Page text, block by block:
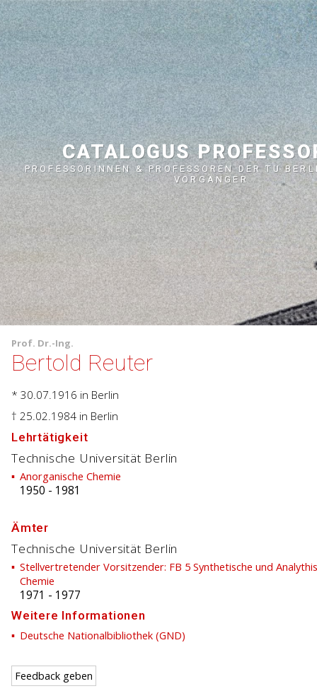
CATALOGUS
PROFESSORINNEN & PROFESSOREN DER TU
VORGÄNGER
Prof. Dr.-Ing.
Bertold Reuter
* 30.07.1916 in Berlin
† 25.02.1984 in Berlin
Lehrtätigkeit
Technische Universität Berlin
Anorganische Chemie
1950 - 1981
Ämter
Technische Universität Berlin
Stellvertretender Vorsitzender: FB 5 Synthetische und
Chemie
1971 - 1977
Weitere Informationen
Deutsche Nationalbibliothek (GND)
Feedback geben